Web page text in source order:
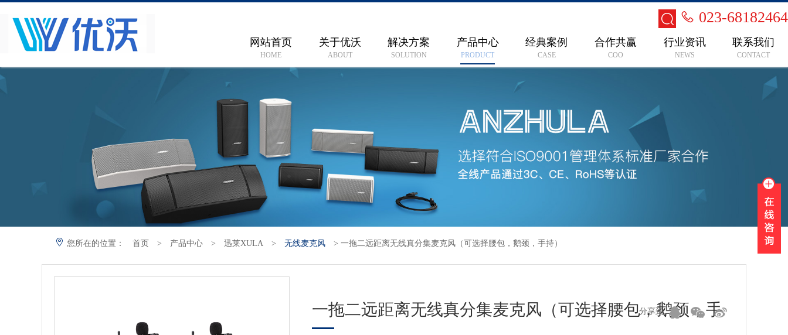
023-68182464
网站首页
HOME
关于优沃
ABOUT
解决方案
SOLUTION
产品中心
PRODUCT
经典案例
CASE
合作共赢
COO
行业资讯
NEWS
联系我们
CONTACT
您所在的位置： 首页 > 产品中心 > 迅莱XULA > 无线麦克风 > 一拖二远距离无线真分集麦克风（可选择腰包，鹅颈，手持）
一拖二远距离无线真分集麦克风（可选择腰包，鹅颈，手
分享到: